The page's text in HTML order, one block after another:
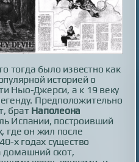
тогда было известно как
историей о
Нью-Джерси, а к 19 веку
Предположительно
брат Наполеона
Испании, построивший
где он жил после
х годах существо
домашний скот,